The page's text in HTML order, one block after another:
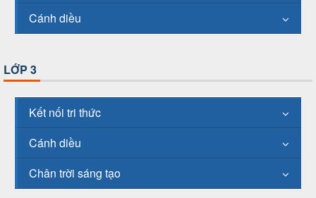
Cánh diều
LỚP 3
Kết nối tri thức
Cánh diều
Chân trời sáng tạo